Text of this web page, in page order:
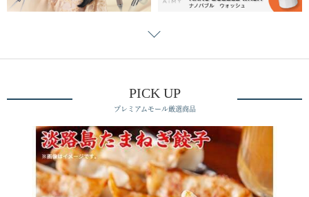
PICK UP
プレミアムモール厳選商品